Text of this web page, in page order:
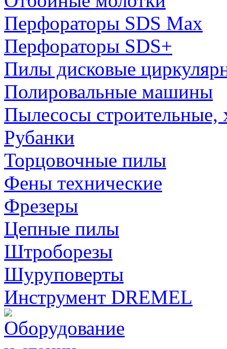
Перфораторы SDS Max
Перфораторы SDS+
Пилы дисковые
Полировальные машины
Пылесосы строительные,
Рубанки
Торцовочные пилы
Фены технические
Фрезеры
Цепные пилы
Штроборезы
Шуруповерты
Инструмент DREMEL